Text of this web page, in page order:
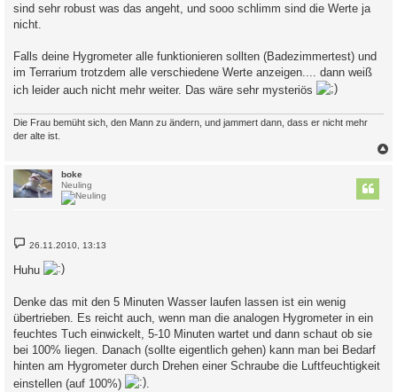
sind sehr robust was das angeht, und sooo schlimm sind die Werte ja
nicht.
Falls deine Hygrometer alle funktionieren sollten (Badezimmertest) und
im Terrarium trotzdem alle verschiedene Werte anzeigen.... dann weiß
ich leider auch nicht mehr weiter. Das wäre sehr mysteriös
Die Frau bemüht sich, den Mann zu ändern, und jammert dann, dass er nicht mehr
der alte ist.
boke
Neuling
B
e
t
g
26.11.2010, 13:13
Huhu
Denke das mit den 5 Minuten Wasser laufen lassen ist ein wenig
übertrieben. Es reicht auch, wenn man die analogen Hygrometer in ein
feuchtes Tuch einwickelt, 5-10 Minuten wartet und dann schaut ob sie
bei 100% liegen. Danach (sollte eigentlich gehen) kann man bei Bedarf
hinten am Hygrometer durch Drehen einer Schraube die Luftfeuchtigkeit
einstellen (auf 100%)